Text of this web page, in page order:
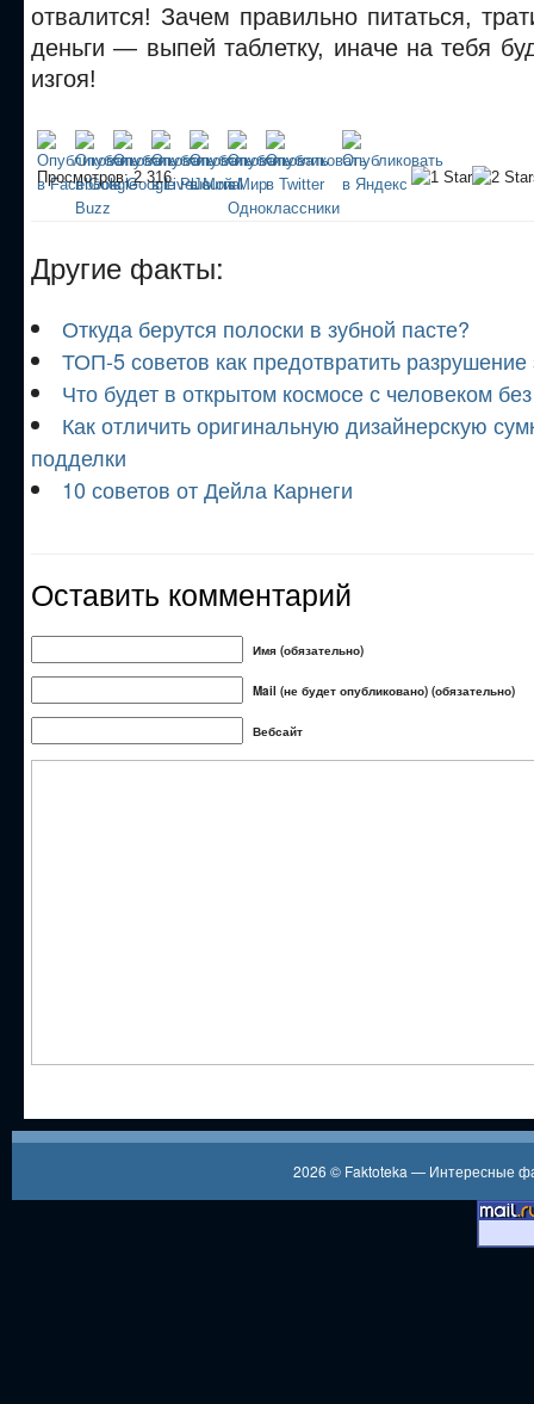
отвалится! Зачем правильно питаться,
деньги — выпей таблетку, иначе на тебя
изгоя!
Просмотров: 2 316
Другие факты:
Откуда берутся полоски в зубной пасте?
ТОП-5 советов как предотвратить разрушение
Что будет в открытом космосе с человеком
Как отличить оригинальную дизайнерскую
подделки
10 советов от Дейла Карнеги
Оставить комментарий
Имя (обязательно)
Mail (не будет опубликовано) (обязательно)
Вебсайт
2026 © Faktoteka — Интересные